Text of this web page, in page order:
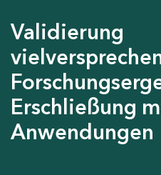
Validierung
Erschließung
Anwendungen